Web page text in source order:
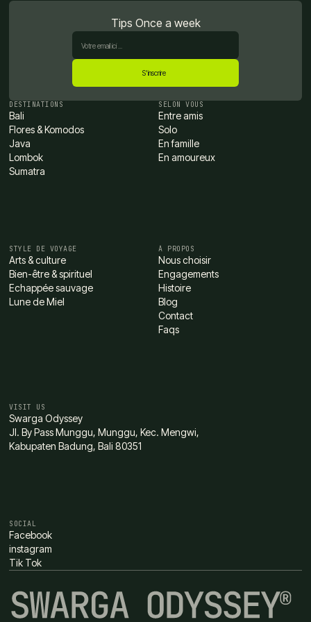
Tips Once a week
DESTINATIONS
Bali
Flores & Komodos
Java
Lombok
Sumatra
SELON VOUS
Entre amis
Solo
En famille
En amoureux
STYLE DE VOYAGE
Arts & culture
Bien-être & spirituel
Echappée sauvage
Lune de Miel
À PROPOS
Nous choisir
Engagements
Histoire
Blog
Contact
Faqs
VISIT US
Swarga Odyssey
Jl. By Pass Munggu, Munggu, Kec. Mengwi,
Kabupaten Badung, Bali 80351
SOCIAL
Facebook
instagram
Tik Tok